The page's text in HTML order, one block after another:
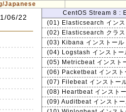
Japanese
06/22
CentOS Stream 8 :
(01) Elasticsearch インス
(02) Elasticsearch クラス
(03) Kibana インストール
(04) Logstash インストー
(05) Metricbeat インスト
(06) Packetbeat インスト
(07) Filebeat インストー
(08) Heartbeat インスト
(09) Auditbeat インストー